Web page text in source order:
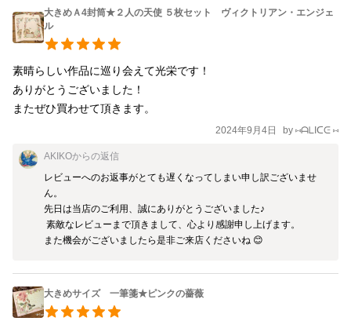
大きめＡ4封筒★２人の天使 ５枚セット ヴィクトリアン・エンジェ
ル
素晴らしい作品に巡り会えて光栄です！
ありがとうございました！
またぜひ買わせて頂きます。
2024年9月4日 by ⑅ᗩᒪIᑕᕮ ⑅
AKIKOからの返信
レビューへのお返事がとても遅くなってしまい申し訳ございませ
ん。
先日は当店のご利用、誠にありがとうございました♪
また機会がございましたら是非ご来店くださいね 😊
大きめサイズ 一筆箋★ピンクの薔薇